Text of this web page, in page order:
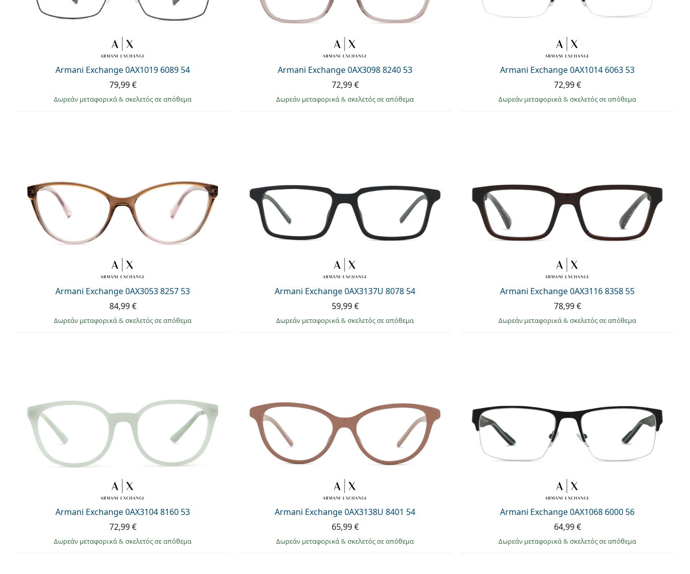
Armani Exchange 0AX1019 6089 54
79,99 €
Δωρεάν μεταφορικά& σκελετός σε απόθεμα
Armani Exchange 0AX3098 8240 53
72,99 €
Δωρεάν μεταφορικά& σκελετός σε απόθεμα
Armani Exchange 0AX1014 6063 53
72,99 €
Δωρεάν μεταφορικά& σκελετός σε απόθεμα
Armani Exchange 0AX3053 8257 53
84,99 €
Δωρεάν μεταφορικά& σκελετός σε απόθεμα
Armani Exchange 0AX3137U 8078 54
59,99 €
Δωρεάν μεταφορικά& σκελετός σε απόθεμα
Armani Exchange 0AX3116 8358 55
78,99 €
Δωρεάν μεταφορικά& σκελετός σε απόθεμα
Armani Exchange 0AX3104 8160 53
72,99 €
Δωρεάν μεταφορικά& σκελετός σε απόθεμα
Armani Exchange 0AX3138U 8401 54
65,99 €
Δωρεάν μεταφορικά& σκελετός σε απόθεμα
Armani Exchange 0AX1068 6000 56
64,99 €
Δωρεάν μεταφορικά& σκελετός σε απόθεμα